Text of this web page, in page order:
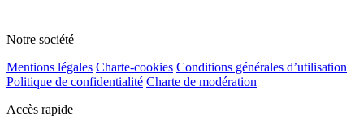
Notre société
Mentions légales Charte-cookies Conditions générales d’utilisation
Politique de confidentialité Charte de modération
Accès rapide